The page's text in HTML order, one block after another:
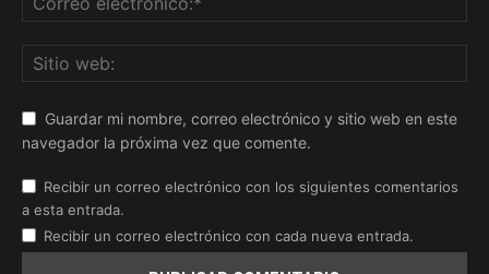
Guardar mi nombre, correo electrónico y sitio web en este
navegador la próxima vez que comente.
Recibir un correo electrónico con los siguientes comentarios
a esta entrada.
Recibir un correo electrónico con cada nueva entrada.